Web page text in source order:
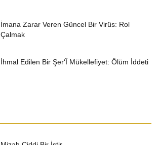
İmana Zarar Veren Güncel Bir Virüs: Rol
Çalmak
İhmal Edilen Bir Şer‘Î Mükellefiyet: Ölüm İddeti